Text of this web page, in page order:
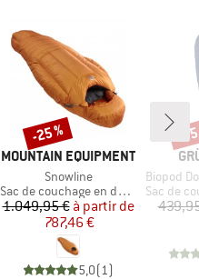
MARQUE
MOUNTAIN EQUIPMENT
Article
Snowline
Product group
Sac de couchage en duvet
Prix
1.049,95 €Prix réduit
à partir de
787,46 €
5,0(1)
Remise
-25 %
Article
Biopod
Product
Sac de
-